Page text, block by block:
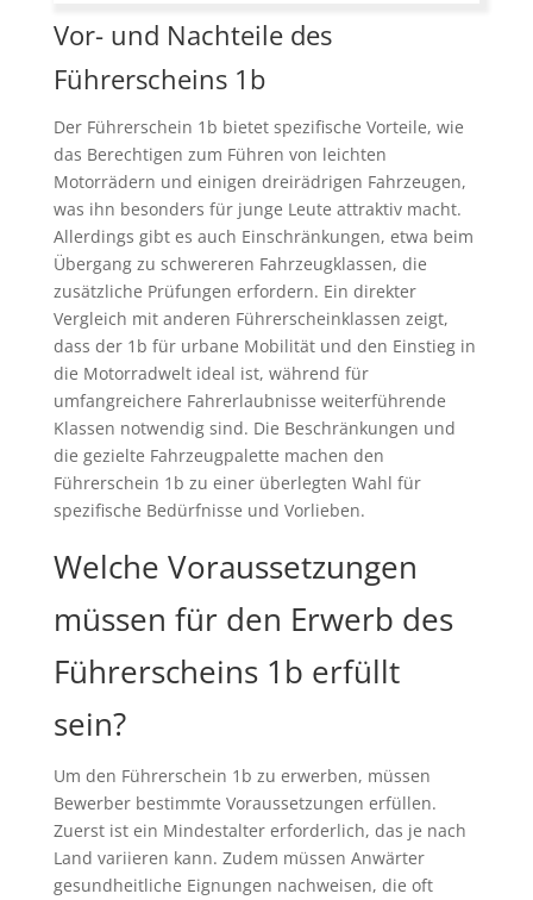
Vor- und Nachteile des
Führerscheins 1b
Der Führerschein 1b bietet spezifische Vorteile, wie
das Berechtigen zum Führen von leichten
Motorrädern und einigen dreirädrigen Fahrzeugen,
was ihn besonders für junge Leute attraktiv macht.
Allerdings gibt es auch Einschränkungen, etwa beim
Übergang zu schwereren Fahrzeugklassen, die
zusätzliche Prüfungen erfordern. Ein direkter
Vergleich mit anderen Führerscheinklassen zeigt,
dass der 1b für urbane Mobilität und den Einstieg in
die Motorradwelt ideal ist, während für
umfangreichere Fahrerlaubnisse weiterführende
Klassen notwendig sind. Die Beschränkungen und
die gezielte Fahrzeugpalette machen den
Führerschein 1b zu einer überlegten Wahl für
spezifische Bedürfnisse und Vorlieben.
Welche Voraussetzungen
müssen für den Erwerb des
Führerscheins 1b erfüllt
sein?
Um den Führerschein 1b zu erwerben, müssen
Bewerber bestimmte Voraussetzungen erfüllen.
Zuerst ist ein Mindestalter erforderlich, das je nach
Land variieren kann. Zudem müssen Anwärter
gesundheitliche Eignungen nachweisen, die oft